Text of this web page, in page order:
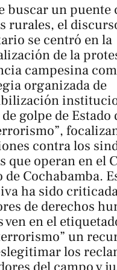
buscar un puente
rurales, el
se centró en la
de la
campesina
organizada de
golpe de Estado
contra los
que operan en el
de Cochabamba.
ha sido
de derechos
ven en el
un
los